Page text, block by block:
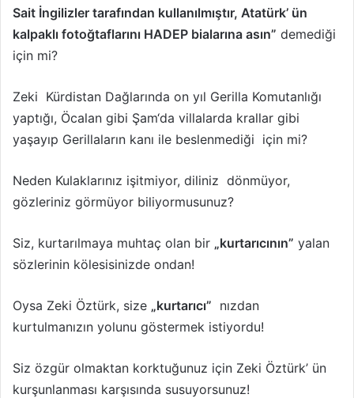
Sait İngilizler tarafından kullanılmıştır, Atatürk’ ün
kalpaklı fotoğtaflarını HADEP bialarına asın” demediği
için mi?
Zeki Kürdistan Dağlarında on yıl Gerilla Komutanlığı
yaptığı, Öcalan gibi Şam‘da villalarda krallar gibi
yaşayıp Gerillaların kanı ile beslenmediği için mi?
Neden Kulaklarınız işitmiyor, diliniz dönmüyor,
gözleriniz görmüyor biliyormusunuz?
Siz, kurtarılmaya muhtaç olan bir „kurtarıcının” yalan
sözlerinin kölesisinizde ondan!
Oysa Zeki Öztürk, size „kurtarıcı” nızdan
kurtulmanızın yolunu göstermek istiyordu!
Siz özgür olmaktan korktuğunuz için Zeki Öztürk’ ün
kurşunlanması karşısında susuyorsunuz!